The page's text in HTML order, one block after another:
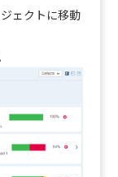
ェクトに移動